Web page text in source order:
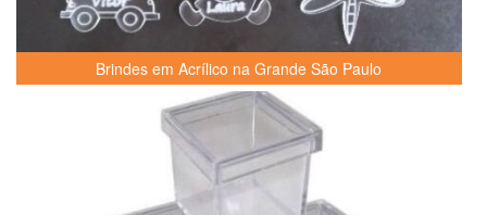
Brindes em Acrílico na Grande São Paulo